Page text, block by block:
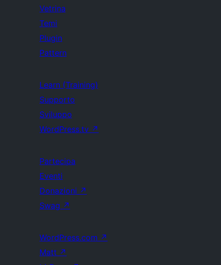
Vetrina
Temi
Plugin
Pattern
Learn (Training)
Supporto
Sviluppo
WordPress.tv ↗
Partecipa
Eventi
Donazioni ↗
Swag ↗
WordPress.com ↗
Matt ↗